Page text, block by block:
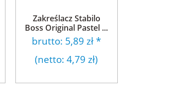
Zakreślacz Stabilo
Boss Original Pastel ...
brutto: 5,89 zł *
(netto:4,79 zł)